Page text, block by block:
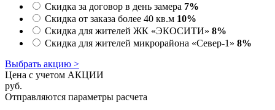
Скидка за договор в день замера 7%
Скидка от заказа более 40 кв.м 10%
Скидка для жителей ЖК «ЭКОСИТИ» 8%
Скидка для жителей микрорайона «Север-1» 8%
Выбрать акцию >
Цена с учетом АКЦИИ
руб.
Отправляются параметры расчета